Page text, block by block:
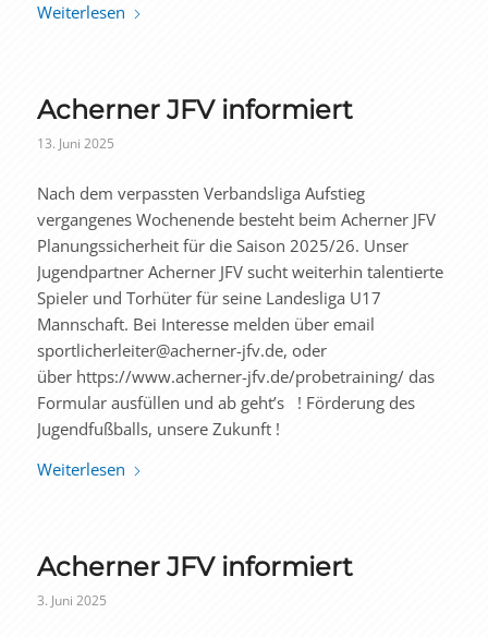
Weiterlesen
Acherner JFV informiert
13. Juni 2025
Nach dem verpassten Verbandsliga Aufstieg
vergangenes Wochenende besteht beim Acherner JFV
Planungssicherheit für die Saison 2025/26. Unser
Jugendpartner Acherner JFV sucht weiterhin talentierte
Spieler und Torhüter für seine Landesliga U17
Mannschaft. Bei Interesse melden über email
sportlicherleiter@acherner-jfv.de, oder
über https://www.acherner-jfv.de/probetraining/ das
Formular ausfüllen und ab geht’s ! Förderung des
Jugendfußballs, unsere Zukunft !
Weiterlesen
Acherner JFV informiert
3. Juni 2025